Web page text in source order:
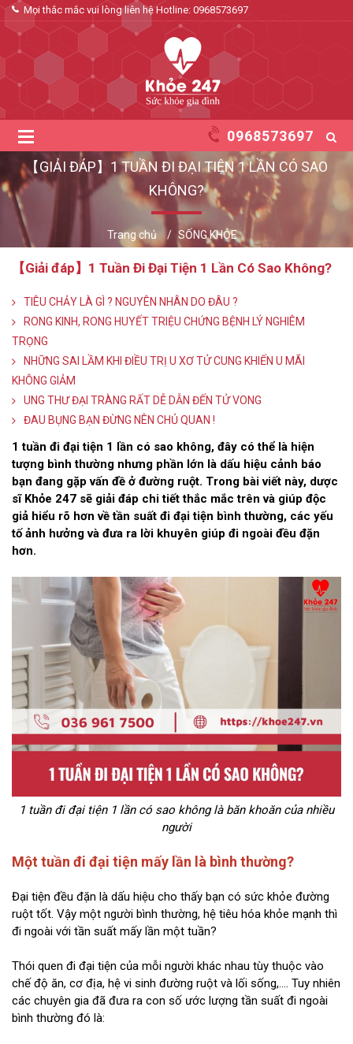
Mọi thắc mắc vui lòng liên hệ Hotline: 0968573697
0968573697
【GIẢI ĐÁP】1 TUẦN ĐI ĐẠI TIỆN 1 LẦN CÓ SAO
KHÔNG?
Trang chủ SỐNG KHỎE
【Giải đáp】1 Tuần Đi Đại Tiện 1 Lần Có Sao Không?
TIÊU CHẢY LÀ GÌ ? NGUYÊN NHÂN DO ĐÂU ?
RONG KINH, RONG HUYẾT TRIỆU CHỨNG BỆNH LÝ NGHIÊM
TRỌNG
NHỮNG SAI LẦM KHI ĐIỀU TRỊ U XƠ TỬ CUNG KHIẾN U MÃI
KHÔNG GIẢM
UNG THƯ ĐẠI TRÀNG RẤT DỄ DẪN ĐẾN TỬ VONG
ĐAU BỤNG BẠN ĐỪNG NÊN CHỦ QUAN !
1 tuần đi đại tiện 1 lần có sao không, đây có thể là hiện
tượng bình thường nhưng phần lớn là dấu hiệu cảnh báo
bạn đang gặp vấn đề ở đường ruột. Trong bài viết này, dược
sĩ Khỏe 247 sẽ giải đáp chi tiết thắc mắc trên và giúp độc
giả hiểu rõ hơn về tần suất đi đại tiện bình thường, các yếu
tố ảnh hưởng và đưa ra lời khuyên giúp đi ngoài đều đặn
hơn.
1 tuần đi đại tiện 1 lần có sao không là băn khoăn của nhiều
người
Một tuần đi đại tiện mấy lần là bình thường?
Đại tiện đều đặn là dấu hiệu cho thấy bạn có sức khỏe đường
ruột tốt. Vậy một người bình thường, hệ tiêu hóa khỏe mạnh thì
đi ngoài với tần suất mấy lần một tuần?
Thói quen đi đại tiện của mỗi người khác nhau tùy thuộc vào
chế độ ăn, cơ địa, hệ vi sinh đường ruột và lối sống,.... Tuy nhiên
các chuyên gia đã đưa ra con số ước lượng tần suất đi ngoài
bình thường đó là: